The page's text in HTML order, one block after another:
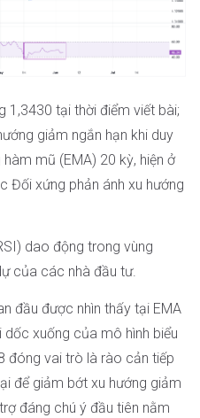
1,3430 tại thời điểm viết bài;
giảm ngắn hạn khi duy
mũ (EMA) 20 kỳ, hiện ở
Đối xứng phản ánh xu hướng
dao động trong vùng
của các nhà đầu tư.
đầu được nhìn thấy tại EMA
xuống của mô hình biểu
đóng vai trò là rào cản tiếp
để giảm bớt xu hướng giảm
đáng chú ý đầu tiên nằm